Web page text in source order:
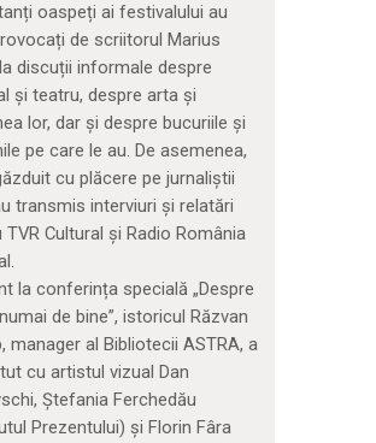
oaspeți ai festivalului au
de scriitorul Marius
discuții informale despre
și teatru, despre arta și
lor, dar și despre bucuriile și
pe care le au. De asemenea,
cu plăcere pe jurnaliștii
transmis interviuri și relatări
TVR Cultural și Radio România
la conferința specială „Despre
de bine”, istoricul Răzvan
manager al Bibliotecii ASTRA, a
cu artistul vizual Dan
Ștefania Ferchedău
Prezentului) și Florin Fâra